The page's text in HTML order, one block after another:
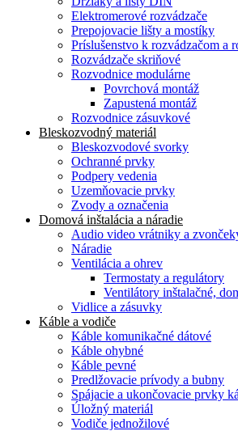
Elektromerové rozvádzače
Prepojovacie lišty a mostíky
Príslušenstvo k rozvádzačom a
Rozvádzače skriňové
Rozvodnice modulárne
Povrchová montáž
Zapustená montáž
Rozvodnice zásuvkové
Bleskozvodný materiál
Bleskozvodové svorky
Ochranné prvky
Podpery vedenia
Uzemňovacie prvky
Zvody a označenia
Domová inštalácia a náradie
Audio video vrátniky a
Náradie
Ventilácia a ohrev
Termostaty a regulátory
Ventilátory inštalačné,
Vidlice a zásuvky
Káble a vodiče
Káble komunikačné dátové
Káble ohybné
Káble pevné
Predlžovacie prívody a bubny
Spájacie a ukončovacie prvky
Úložný materiál
Vodiče jednožilové